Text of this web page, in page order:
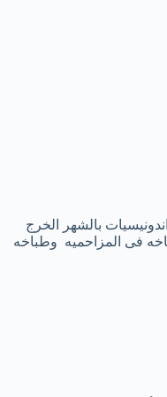
بالشهر الخرج
فى المزاحميه وطباخه